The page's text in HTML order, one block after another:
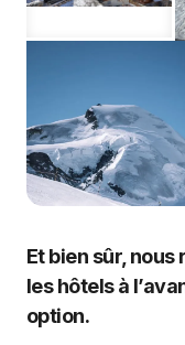
Et bien sûr,
les hôtels à
option.